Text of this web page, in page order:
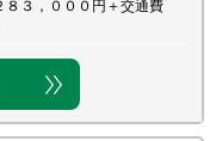
８３，０００円＋交通費